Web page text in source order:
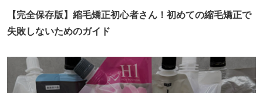
【完全保存版】縮毛矯正初心者さん！初めての縮毛矯正で
失敗しないためのガイド